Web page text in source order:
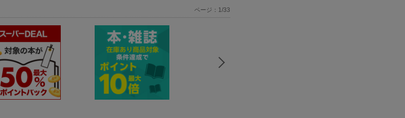
ページ：1/33